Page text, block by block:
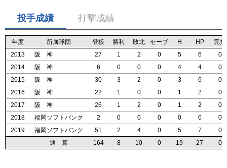
投手成績 打撃成績
年度 所属球団 登板 勝利 敗北 セーブ H HP
完投
2013
阪 神 27 1 2 0 5 6
0
2014
阪 神 6 0 0 0 4 4
0
2015
阪 神 30 3 2 0 3 6
0
2016
阪 神 22 1 0 0 1 2
0
2017
阪 神 26 1 2 0 1 2
0
2018
福岡ソフトバンク 2 0 0 0 0 0
0
2019
福岡ソフトバンク 51 2 4 0 5 7
0
通 算
164 8 10 0 19 27 0
年度 所属球団 登板 勝利 敗北 セーブ H HP
完投
2013
阪 神 27 1 2 0 5 6
0
2014
阪 神 6 0 0 0 4 4
0
2015
阪 神 30 3 2 0 3 6
0
2016
阪 神 22 1 0 0 1 2
0
2017
阪 神 26 1 2 0 1 2
0
2018
福岡ソフトバンク 2 0 0 0 0 0
0
2019
福岡ソフトバンク 51 2 4 0 5 7
0
通 算
164 8 10 0 19 27 0
年度 所属球団 登板 勝利 敗北 セーブ H HP
完投
2013
阪 神 27 1 2 0 5 6
0
2014
阪 神 6 0 0 0 4 4
0
2015
阪 神 30 3 2 0 3 6
0
2016
阪 神 22 1 0 0 1 2
0
2017
阪 神 26 1 2 0 1 2
0
2018
福岡ソフトバンク 2 0 0 0 0 0
0
2019
福岡ソフトバンク 51 2 4 0 5 7
0
通 算
164 8 10 0 19 27 0
年度 所属球団 登板 勝利 敗北 セーブ H HP
完投
2013
阪 神 27 1 2 0 5 6
0
2014
阪 神 6 0 0 0 4 4
0
2015
阪 神 30 3 2 0 3 6
0
2016
阪 神 22 1 0 0 1 2
0
2017
阪 神 26 1 2 0 1 2
0
2018
福岡ソフトバンク 2 0 0 0 0 0
0
2019
福岡ソフトバンク 51 2 4 0 5 7
0
通 算
164 8 10 0 19 27 0